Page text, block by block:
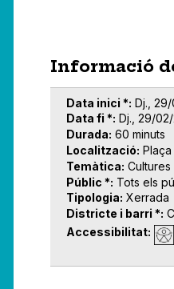
Informació
Data inici * Dj.,
Data fi * Dj., 29/
Durada 60 minuts
Localització
Temàtica
Públic * Tots els
Tipologia Xerrada
Districte i barri *
Accessibilitat